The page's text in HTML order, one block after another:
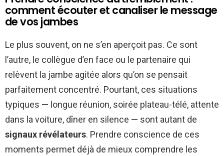
comment écouter et canaliser le message
de vos jambes
Le plus souvent, on ne s’en aperçoit pas. Ce sont
l’autre, le collègue d’en face ou le partenaire qui
relèvent la jambe agitée alors qu’on se pensait
parfaitement concentré. Pourtant, ces situations
typiques — longue réunion, soirée plateau-télé, attente
dans la voiture, dîner en silence — sont autant de
signaux révélateurs. Prendre conscience de ces
moments permet déjà de mieux comprendre les